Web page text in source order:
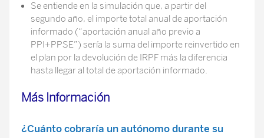
Se entiende en la simulación que, a partir del
segundo año, el importe total anual de aportación
informado (“aportación anual año previo a
PPI+PPSE”) sería la suma del importe reinvertido en
el plan por la devolución de IRPF más la diferencia
hasta llegar al total de aportación informado.
Más Información
¿Cuánto cobraría un autónomo durante su